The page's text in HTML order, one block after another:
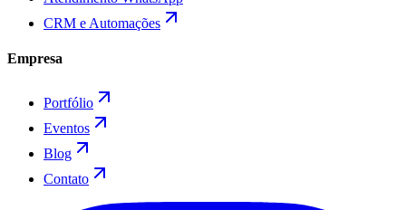
CRM e Automações
Empresa
Portfólio
Eventos
Blog
Contato